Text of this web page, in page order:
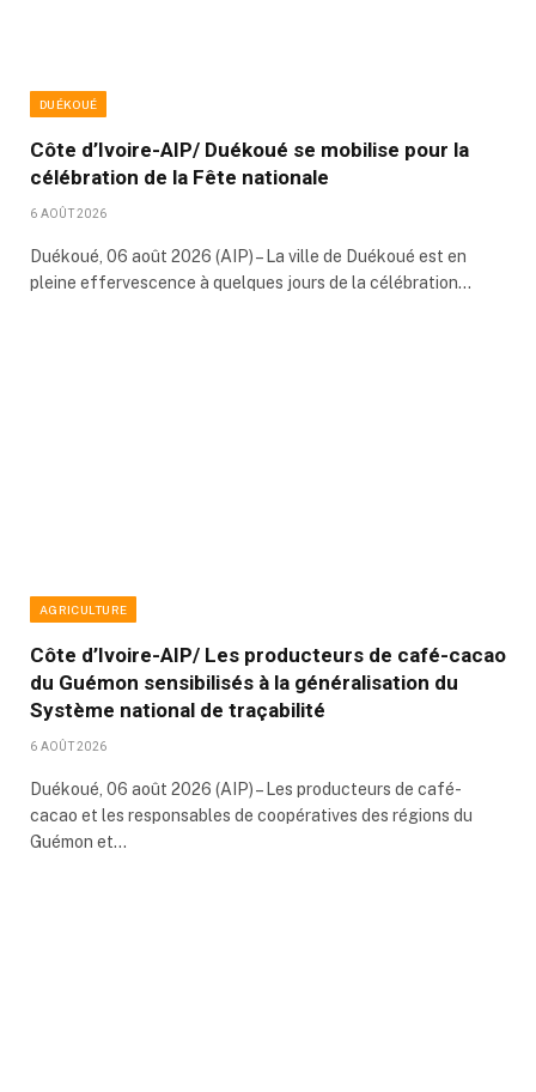
DUÉKOUÉ
Côte d’Ivoire-AIP/ Duékoué se mobilise pour la
célébration de la Fête nationale
6 AOÛT 2026
Duékoué, 06 août 2026 (AIP) – La ville de Duékoué est en
pleine effervescence à quelques jours de la célébration…
AGRICULTURE
Côte d’Ivoire-AIP/ Les producteurs de café-cacao
du Guémon sensibilisés à la généralisation du
Système national de traçabilité
6 AOÛT 2026
Duékoué, 06 août 2026 (AIP) – Les producteurs de café-
cacao et les responsables de coopératives des régions du
Guémon et…